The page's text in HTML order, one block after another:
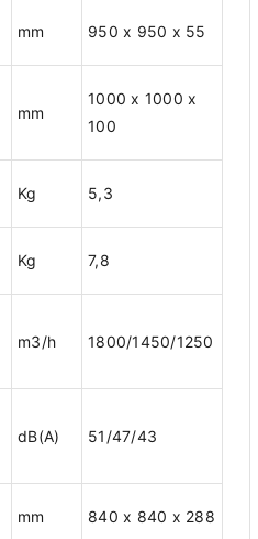
mm 950 x 950 x 55
mm
1000 x 1000 x
100
Kg 5,3
Kg 7,8
m3/h 1800/1450/1250
dB(A) 51/47/43
mm 840 x 840 x 288